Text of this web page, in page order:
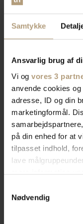
Samtykke
Ansvarlig brug af
Vi og vores 3
anvende cookies
adresse, ID og din
marketingformål.
på din enhed for at
tilpasset indhold,
lave
tilbage eller ændre
Nødvendig